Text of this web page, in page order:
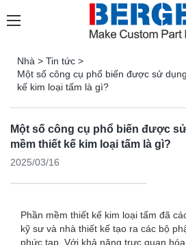
Nhà > Tin tức >
Một số công cụ phổ biến được sử
kế kim loại tấm là gì?
Một số công cụ phổ biến được
mềm thiết kế kim loại tấm là gì?
2025/03/16
Phần mềm thiết kế kim loại tấm đã
kỹ sư và nhà thiết kế tạo ra các bộ
phức tạp. Với khả năng trực quan